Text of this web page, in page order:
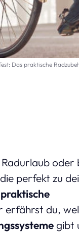
Das praktische
oder
perfekt zu
praktische
erfährst du,
gibt